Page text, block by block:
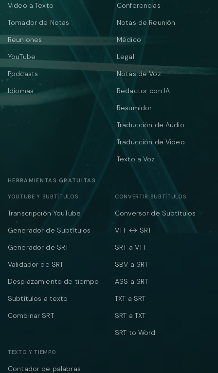
Video a Texto
Tomador de Notas
Reuniones
YouTube
Podcasts
Idiomas
Conferencias
Notas de Reunión
Médico
Legal
Notas de Voz
Redactor con IA
Resumidor
Traducción de Audio
Traducción de Video
Texto a Voz
HERRAMIENTAS GRATUITAS
YOUTUBE Y SUBTÍTULOS
Transcripción YouTube
Generador de Subtítulos
Generador de SRT
Validador de SRT
Desplazamiento de tiempo
Subtítulos a texto
Combinar SRT
CONVERTIR SUBTÍTULOS
Conversor de Subtítulos
VTT ↔ SRT
SRT a VTT
SBV a SRT
ASS a SRT
TXT a SRT
SRT a TXT
SRT to Word
TEXTO Y TIEMPO
Contador de palabras